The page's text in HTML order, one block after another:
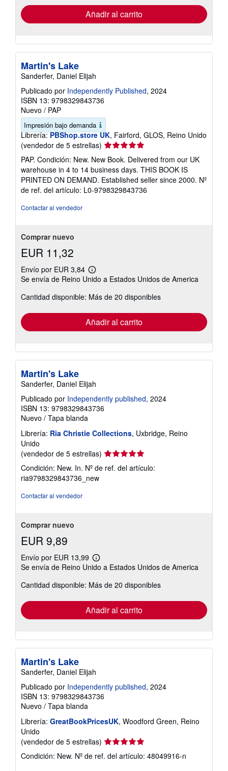
envío
Añadir al carrito
Martin's Lake
Sanderfer, Daniel Elijah
Publicado por Independently Published, 2024
ISBN 13: 9798329843736
Nuevo / PAP
Impresión bajo demanda
Librería: PBShop.store UK, Fairford, GLOS, Reino Unido
(vendedor de 5 estrellas) Calificación
del
vendedor:
5
de
5
PAP. Condición: New. New Book. Delivered from our UK
warehouse in 4 to 14 business days. THIS BOOK IS
PRINTED ON DEMAND. Established seller since 2000. Nº
de ref. del artículo: L0-9798329843736
Contactar al vendedor
Comprar nuevo
EUR 11,32
Envío por EUR 3,84
Más
información
las
envío
Se envía de Reino Unido a Estados Unidos de America
Cantidad disponible: Más de 20 disponibles
Añadir al carrito
Martin's Lake
Sanderfer, Daniel Elijah
Publicado por Independently published, 2024
ISBN 13: 9798329843736
Nuevo / Tapa blanda
Librería: Ria Christie Collections, Uxbridge, Reino
Unido
(vendedor de 5 estrellas) Calificación
del
vendedor:
Condición: New. In. Nº de ref. del artículo:
ria9798329843736_new
Contactar al vendedor
Comprar nuevo
EUR 9,89
Envío por EUR 13,99
Más
información
las
envío
Se envía de Reino Unido a Estados Unidos de America
Cantidad disponible: Más de 20 disponibles
Añadir al carrito
Martin's Lake
Sanderfer, Daniel Elijah
Publicado por Independently published, 2024
ISBN 13: 9798329843736
Nuevo / Tapa blanda
Librería: GreatBookPricesUK, Woodford Green, Reino
Unido
(vendedor de 5 estrellas) Calificación
del
vendedor:
Condición: New. Nº de ref. del artículo: 48049916-n